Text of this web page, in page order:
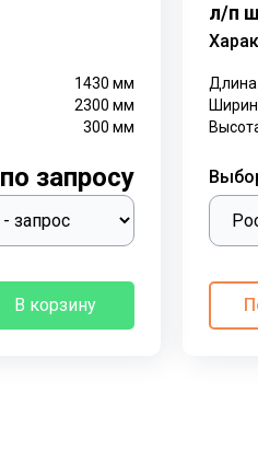
1430мм
2300мм
300мм
по запросу
В корзину
л/п
Длина